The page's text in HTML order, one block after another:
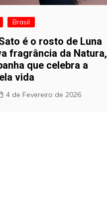
Brasil
é o rosto de Luna
fragrância da Natura,
que celebra a
vida
4 de Fevereiro de 2026